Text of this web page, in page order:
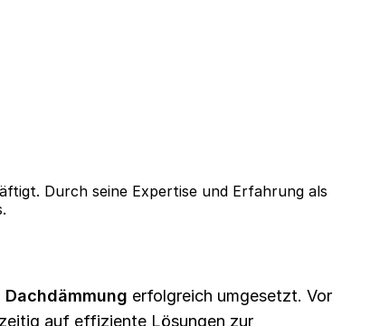
Durch seine Expertise und Erfahrung als
erfolgreich umgesetzt. Vor
auf effiziente Lösungen zur